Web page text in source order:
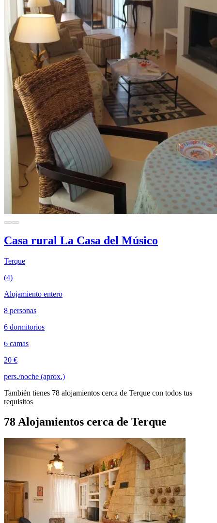
Casa rural La Casa del Músico
Terque
(4)
Alojamiento entero
8 personas
6 dormitorios
6 camas
20 €
pers./noche (aprox.)
También tienes 78 alojamientos cerca de Terque con todos tus
requisitos
78 Alojamientos cerca de Terque